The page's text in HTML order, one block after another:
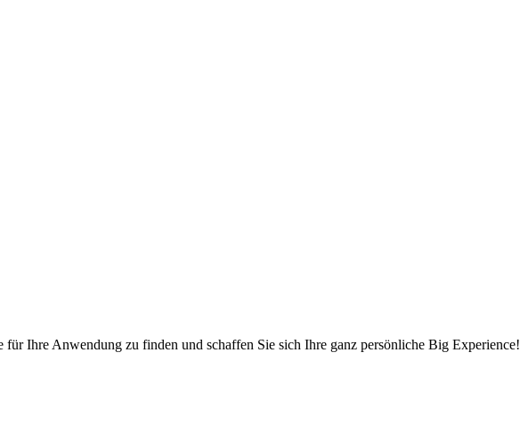
Ihre Anwendung zu finden und schaffen Sie sich Ihre ganz persönliche Big Experience!